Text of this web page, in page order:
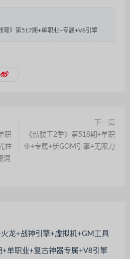
穹》第517期+单职业+专属+V8引擎
职
柱
洞
下一篇
《骷髅王2季》第518期+单职
业+专属+新GOM引擎+无限刀
火龙+战神引擎+虚拟机+GM工具
+单职业+复古神器专属+V8引擎